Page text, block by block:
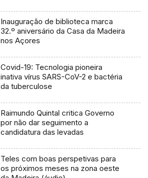
Inauguração de biblioteca marca
32.º aniversário da Casa da Madeira
nos Açores
Covid-19: Tecnologia pioneira
inativa vírus SARS-CoV-2 e bactéria
da tuberculose
Raimundo Quintal critica Governo
por não dar seguimento a
candidatura das levadas
Teles com boas perspetivas para
os próximos meses na zona oeste